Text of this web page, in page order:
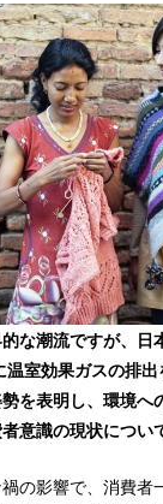
な潮流ですが、日
室効果ガスの排
を表明し、環境へ
意識の現状につい
禍の影響で、消費者